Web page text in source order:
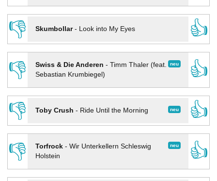
👎
Skumbollar- Look into My Eyes
👍
👎
neu
Swiss & Die Anderen - Timm Thaler (feat.
Sebastian Krumbiegel)
👍
👎
neu
Toby Crush - Ride Until the Morning
👍
👎
neu
Torfrock- Wir Unterkellern Schleswig
Holstein
👍